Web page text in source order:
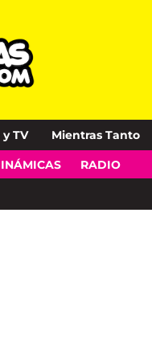
TV Mientras Tanto
RADIO